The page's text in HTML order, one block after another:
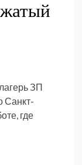
ЗП
Санкт-
где